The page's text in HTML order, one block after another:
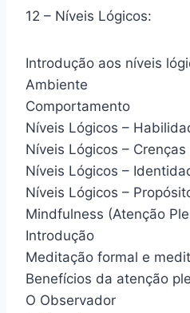
12 – Níveis Lógicos:
Introdução aos níveis
Ambiente
Comportamento
Níveis Lógicos –
Níveis Lógicos – Crenças
Níveis Lógicos –
Níveis Lógicos –
Mindfulness (Atenção
Introdução
Meditação formal e
Benefícios da atenção
O Observador